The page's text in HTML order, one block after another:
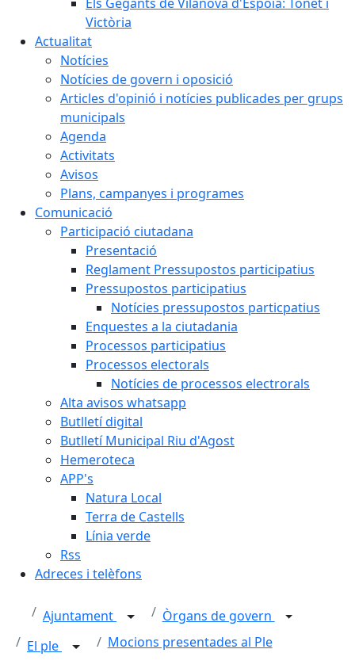
Victòria
Actualitat
Notícies
Notícies de govern i oposició
Articles d'opinió i notícies publicades per grups
municipals
Agenda
Activitats
Avisos
Plans, campanyes i programes
Comunicació
Participació ciutadana
Presentació
Reglament Pressupostos participatius
Pressupostos participatius
Notícies pressupostos particpatius
Enquestes a la ciutadania
Processos participatius
Processos electorals
Notícies de processos electrorals
Alta avisos whatsapp
Butlletí digital
Butlletí Municipal Riu d'Agost
Hemeroteca
APP's
Natura Local
Terra de Castells
Línia verde
Rss
Adreces i telèfons
Ajuntament
Òrgans de govern
El ple
Mocions presentades al Ple